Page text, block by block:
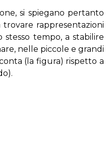
si spiegano pertanto
rappresentazioni
tempo, a stabilire
nelle piccole e grandi
(la figura) rispetto a